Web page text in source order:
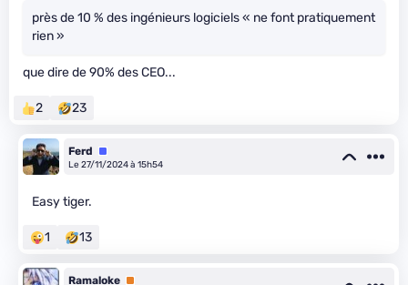
près de 10 % des ingénieurs logiciels « ne font pratiquement
rien »
que dire de 90% des CEO...
2 23
Ferd
Équipe
Le 27/11/2024 à 15h54
Easy tiger.
1 13
Ramaloke Premium